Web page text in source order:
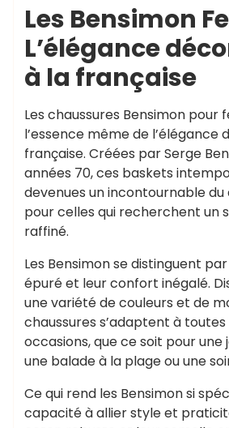
Les Bensimon
L’élégance
à la française
Les chaussures Bensimon
l’essence même de
française. Créées par Serge
années 70, ces baskets
devenues un incontournable du
pour celles qui recherchent un
raffiné.
Les Bensimon se distinguent
épuré et leur confort inégalé.
une variété de couleurs et de
chaussures s’adaptent à
occasions, que ce soit pour une
une balade à la plage ou une
Ce qui rend les Bensimon si
capacité à allier style et